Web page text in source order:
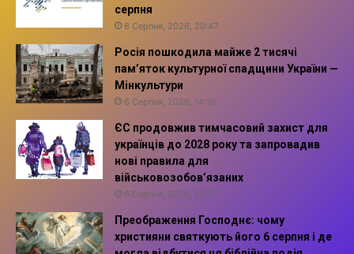
серпня
8 Серпня, 2026, 20:47
Росія пошкодила майже 2 тисячі
пам’яток культурної спадщини України —
Мінкультури
6 Серпня, 2026, 14:10
ЄС продовжив тимчасовий захист для
українців до 2028 року та запровадив
нові правила для
військовозобов’язаних
6 Серпня, 2026, 13:57
Преображення Господнє: чому
християни святкують його 6 серпня і де